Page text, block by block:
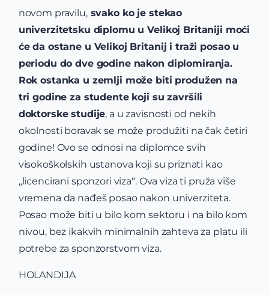
novom pravilu,svako ko je stekao
univerzitetsku diplomu u Velikoj Britaniji moći
će da ostane u Velikoj Britanij i traži posao u
periodu do dve godine nakon diplomiranja.
Rok ostanka u zemlji može biti produžen na
tri godine za studente koji su završili
doktorske studije, a u zavisnosti od nekih
okolnosti boravak se može produžiti na čak četiri
godine! Ovo se odnosi na diplomce svih
visokoškolskih ustanova koji su priznati kao
„licencirani sponzori viza“. Ova viza ti pruža više
vremena da nađeš posao nakon univerziteta.
Posao može biti u bilo kom sektoru i na bilo kom
nivou, bez ikakvih minimalnih zahteva za platu ili
potrebe za sponzorstvom viza.
HOLANDIJA